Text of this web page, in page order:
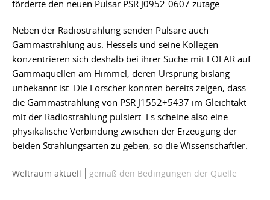
förderte den neuen Pulsar PSR J0952-0607 zutage.
Neben der Radiostrahlung senden Pulsare auch
Gammastrahlung aus. Hessels und seine Kollegen
konzentrieren sich deshalb bei ihrer Suche mit LOFAR auf
Gammaquellen am Himmel, deren Ursprung bislang
unbekannt ist. Die Forscher konnten bereits zeigen, dass
die Gammastrahlung von PSR J1552+5437 im Gleichtakt
mit der Radiostrahlung pulsiert. Es scheine also eine
physikalische Verbindung zwischen der Erzeugung der
beiden Strahlungsarten zu geben, so die Wissenschaftler.
Weltraum aktuell gemäß den Bedingungen der Quelle